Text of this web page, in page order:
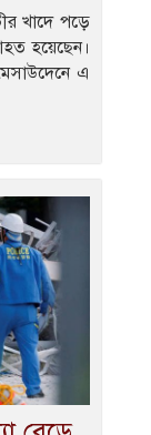
খাদে পড়ে
হয়েছেন।
এ